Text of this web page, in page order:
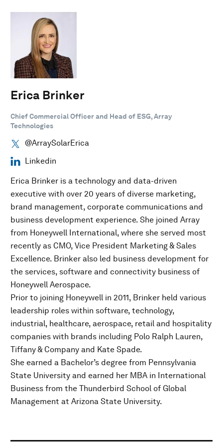
Erica Brinker
Chief Commercial Officer and Head of ESG, Array
Technologies
@ArraySolarErica
Linkedin
Erica Brinker is a technology and data-driven
executive with over 20 years of diverse marketing,
brand management, corporate communications and
business development experience. She joined Array
from Honeywell International, where she served most
recently as CMO, Vice President Marketing & Sales
Excellence. Brinker also led business development for
the services, software and connectivity business of
Honeywell Aerospace.
Prior to joining Honeywell in 2011, Brinker held various
leadership roles within software, technology,
industrial, healthcare, aerospace, retail and hospitality
companies with brands including Polo Ralph Lauren,
Tiffany & Company and Kate Spade.
She earned a Bachelor’s degree from Pennsylvania
State University and earned her MBA in International
Business from the Thunderbird School of Global
Management at Arizona State University.